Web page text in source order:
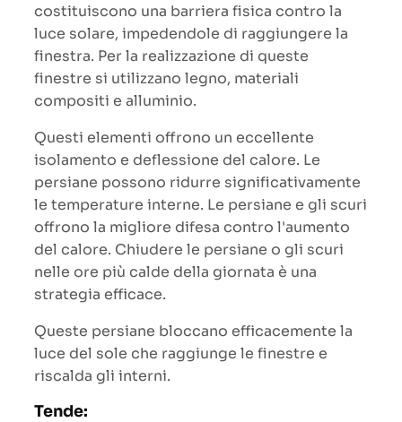
costituiscono una barriera fisica contro la
luce solare, impedendole di raggiungere la
finestra. Per la realizzazione di queste
finestre si utilizzano legno, materiali
compositi e alluminio.
Questi elementi offrono un eccellente
isolamento e deflessione del calore. Le
persiane possono ridurre significativamente
le temperature interne. Le persiane e gli scuri
offrono la migliore difesa contro l'aumento
del calore. Chiudere le persiane o gli scuri
nelle ore più calde della giornata è una
strategia efficace.
Queste persiane bloccano efficacemente la
luce del sole che raggiunge le finestre e
riscalda gli interni.
Tende: